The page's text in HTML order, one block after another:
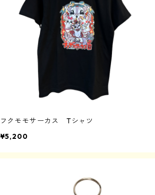
フクモモサーカス Tシャツ
¥5,200